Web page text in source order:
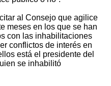
al Consejo que agilice
meses en los que se han
con las inhabilitaciones
conflictos de interés en
está el presidente del
se inhabilitó